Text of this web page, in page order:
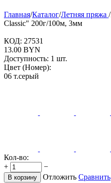
Главная/Каталог/Летняя пряжа /
Classic" 200г/100м, 3мм
КОД: 27531
13.00 BYN
Доступность: 1 шт.
Цвет (Номер):
06 т.серый
Кол-во:
+
−
В корзину Отложить Сравнить